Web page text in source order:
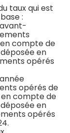
taux qui est
:
compte de
en
opérés
opérés de
compte de
en
opérés